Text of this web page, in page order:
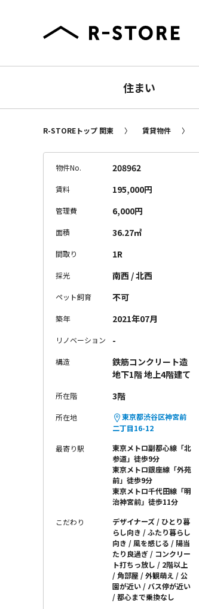
住まい
R-STOREトップ 関東 賃貸物件
物件No. 208962
賃料 195,000円
管理費 6,000円
面積 36.27㎡
間取り 1R
採光 南西 / 北西
ペット飼育 不可
築年 2021年07月
リノベーション -
構造
鉄筋コンクリート造
地下1階 地上4階建て
所在階 3階
所在地
東京都渋谷区神宮前
二丁目16-12
最寄り駅
東京メトロ副都心線「北
参道」徒歩9分
東京メトロ銀座線「外苑
前」徒歩9分
東京メトロ千代田線「明
治神宮前」徒歩11分
こだわり デザイナーズ
ひとり暮
らし向き
ふたり暮らし
向き
風を感じる
陽当
たり良過ぎ
コンクリー
ト打ちっ放し
2階以上
角部屋
外観萌え
公
園が近い
バス停が近い
都心まで乗換なし